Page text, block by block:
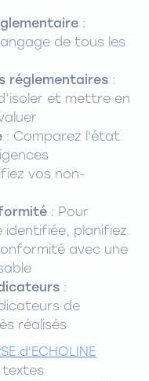
:
de tous les
réglementaires :
et mettre en
: Comparez l'état
vos non-
: Pour
planifiez
avec une
:
de
réalisés
d'ECHOLINE
textes